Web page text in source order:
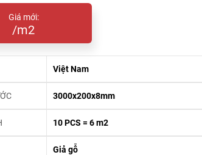
Giá mới:
/m2
Việt Nam
3000x200x8mm
10 PCS = 6 m2
Giả gỗ